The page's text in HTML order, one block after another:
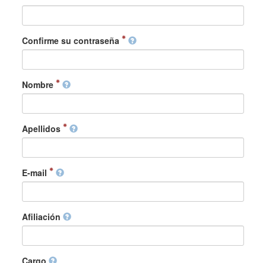
Confirme su contraseña
Nombre
Apellidos
E-mail
Afiliación
Cargo